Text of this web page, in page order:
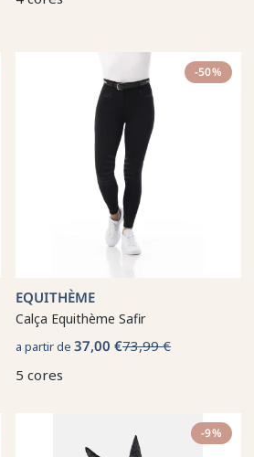
-50%
EQUITHÈME
Calça Equithème Safir
a partir de 37,00 €73,99 €
5 cores
-9%